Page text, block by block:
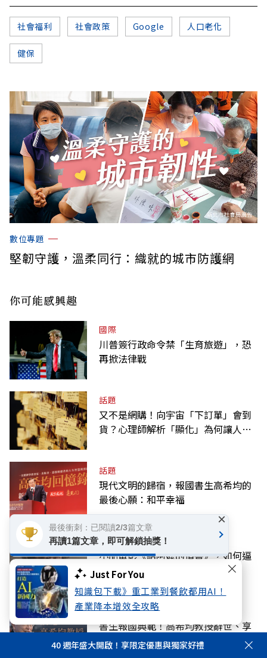
Just For You
知識包下載》重工業到餐飲都用AI！
產業降本增效全攻略
社會福利 社會政策 Google 人口老化
健保
數位專題
堅韌守護，溫柔同行：織就的城市防護網
你可能感興趣
國際
川普簽行政命令禁「生育旅遊」，恐
再掀法律戰
話題
又不是網購！向宇宙「下訂單」會到
貨？心理師解析「顯化」為何讓人無
話題
現代文明的歸宿，報國書生高希均的
最後心願：和平幸福
好享生活
小品電影《給阿嬤的情書》，如何逼
哭全中國觀眾，想打電話給阿嬤？
話題
書生報國典範！高希均教授辭世、享
耆壽90歲，為華人世界留下進步觀念
的精神遺產
40 週年盛大開啟！享限定優惠與獨家好禮
最後衝刺：已閱讀2/3篇文章
再讀1篇文章，即可解鎖抽獎！
×